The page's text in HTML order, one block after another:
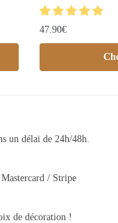
47.90€
un délai de 24h/48h.
/ Stripe
de décoration !